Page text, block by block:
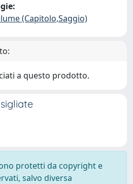
(Capitolo,Saggio)
a questo prodotto.
protetti da copyright e
salvo diversa